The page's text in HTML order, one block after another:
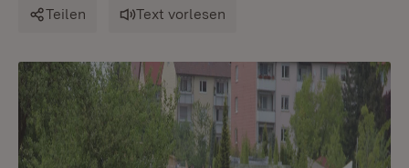
Teilen Text vorlesen